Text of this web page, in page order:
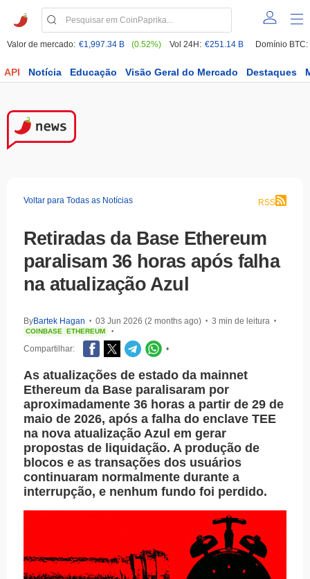
Valor de mercado: €1,997.34 B (0.52%) Vol 24H: €251.14 B Domínio BTC:
API Notícia Educação Visão Geral do Mercado Destaques
Voltar para Todas as Notícias RSS
Retiradas da Base Ethereum
paralisam 36 horas após falha
na atualização Azul
ByBartek Hagan • 03 Jun 2026 (2 months ago) • 3 min de leitura •
COINBASE ETHEREUM •
Compartilhar: •
As atualizações de estado da mainnet
Ethereum da Base paralisaram por
aproximadamente 36 horas a partir de 29 de
maio de 2026, após a falha do enclave TEE
na nova atualização Azul em gerar
propostas de liquidação. A produção de
blocos e as transações dos usuários
continuaram normalmente durante a
interrupção, e nenhum fundo foi perdido.